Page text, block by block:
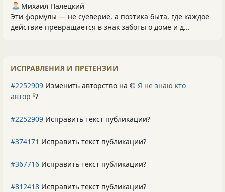
Михаил Палецкий
Эти формулы — не суеверие, а поэтика быта, где каждое
действие превращается в знак заботы о доме и д...
ИСПРАВЛЕНИЯ И ПРЕТЕНЗИИ
#2252909 Изменить авторство на © Я не знаю кто
автор 0?
#2252909 Исправить текст публикации?
#374171 Исправить текст публикации?
#367716 Исправить текст публикации?
#812418 Исправить текст публикации?